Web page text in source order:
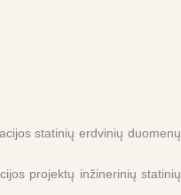
statinių erdvinių duomenų
projektų inžinerinių statinių